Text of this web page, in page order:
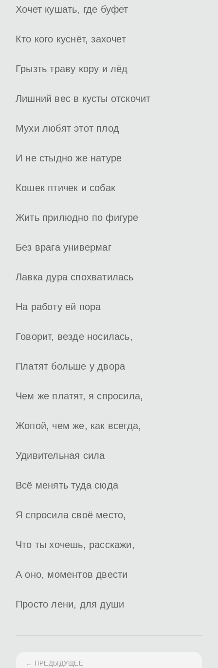
Хочет кушать, где буфет
Кто кого куснёт, захочет
Грызть траву кору и лёд
Лишний вес в кусты отскочит
Мухи любят этот плод
И не стыдно же натуре
Кошек птичек и собак
Жить прилюдно по фигуре
Без врага универмаг
Лавка дура спохватилась
На работу ей пора
Говорит, везде носилась,
Платят больше у двора
Чем же платят, я спросила,
Жопой, чем же, как всегда,
Удивительная сила
Всё менять туда сюда
Я спросила своё место,
Что ты хочешь, расскажи,
А оно, моментов двести
Просто лени, для души
← ПРЕДЫДУЩЕЕ